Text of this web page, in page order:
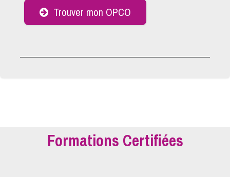
Trouver mon OPCO
Formations Certifiées